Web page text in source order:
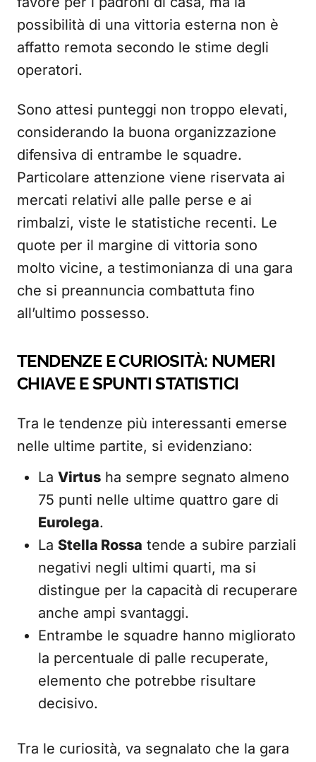
possibilità di una vittoria esterna non è
affatto remota secondo le stime degli
operatori.
Sono attesi punteggi non troppo elevati,
considerando la buona organizzazione
difensiva di entrambe le squadre.
Particolare attenzione viene riservata ai
mercati relativi alle palle perse e ai
rimbalzi, viste le statistiche recenti. Le
quote per il margine di vittoria sono
molto vicine, a testimonianza di una gara
che si preannuncia combattuta fino
all’ultimo possesso.
TENDENZE E CURIOSITÀ: NUMERI
CHIAVE E SPUNTI STATISTICI
Tra le tendenze più interessanti emerse
nelle ultime partite, si evidenziano:
La Virtus ha sempre segnato almeno
75 punti nelle ultime quattro gare di
Eurolega.
La Stella Rossa tende a subire parziali
negativi negli ultimi quarti, ma si
distingue per la capacità di recuperare
anche ampi svantaggi.
Entrambe le squadre hanno migliorato
la percentuale di palle recuperate,
elemento che potrebbe risultare
decisivo.
Tra le curiosità, va segnalato che la gara